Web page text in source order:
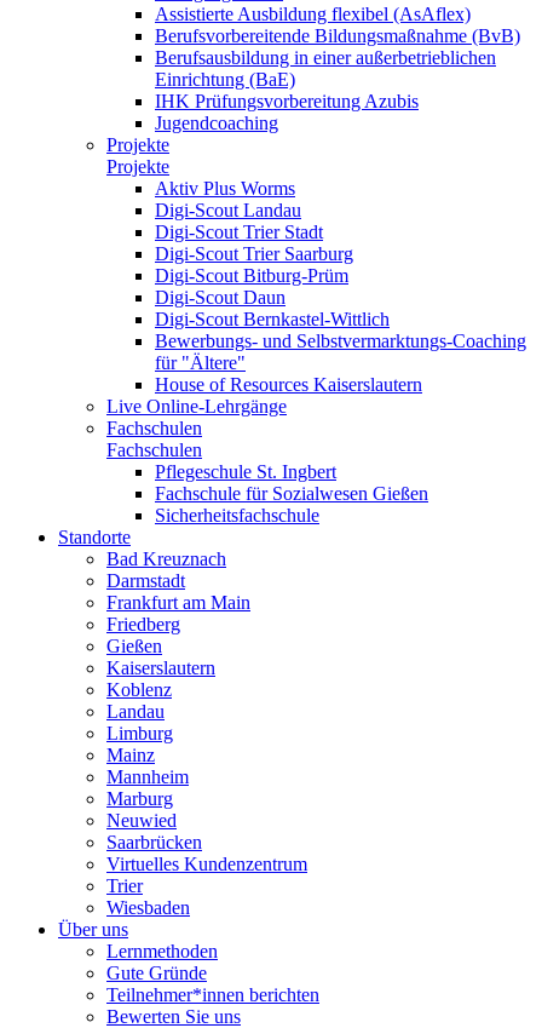
Assistierte Ausbildung flexibel (AsAflex)
Berufsvorbereitende Bildungsmaßnahme (BvB)
Berufsausbildung in einer außerbetrieblichen
Einrichtung (BaE)
IHK Prüfungsvorbereitung Azubis
Jugendcoaching
Projekte
Projekte
Aktiv Plus Worms
Digi-Scout Landau
Digi-Scout Trier Stadt
Digi-Scout Trier Saarburg
Digi-Scout Bitburg-Prüm
Digi-Scout Daun
Digi-Scout Bernkastel-Wittlich
Bewerbungs- und Selbstvermarktungs-Coaching
für "Ältere"
House of Resources Kaiserslautern
Live Online-Lehrgänge
Fachschulen
Fachschulen
Pflegeschule St. Ingbert
Fachschule für Sozialwesen Gießen
Sicherheitsfachschule
Standorte
Bad Kreuznach
Darmstadt
Frankfurt am Main
Friedberg
Gießen
Kaiserslautern
Koblenz
Landau
Limburg
Mainz
Mannheim
Marburg
Neuwied
Saarbrücken
Virtuelles Kundenzentrum
Trier
Wiesbaden
Über uns
Lernmethoden
Gute Gründe
Teilnehmer*innen berichten
Bewerten Sie uns